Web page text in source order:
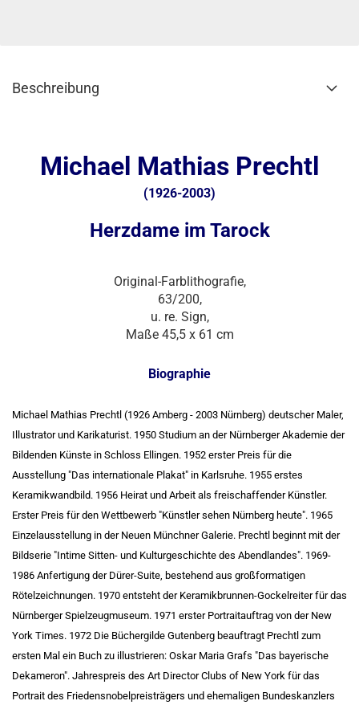
Beschreibung
Michael Mathias Prechtl
(1926-2003)
Herzdame im Tarock
Original-Farblithografie,
63/200,
u. re. Sign,
Maße 45,5 x 61 cm
Biographie
Michael Mathias Prechtl (1926 Amberg - 2003 Nürnberg) deutscher Maler,
Illustrator und Karikaturist. 1950 Studium an der Nürnberger Akademie der
Bildenden Künste in Schloss Ellingen. 1952 erster Preis für die
Ausstellung "Das internationale Plakat" in Karlsruhe. 1955 erstes
Keramikwandbild. 1956 Heirat und Arbeit als freischaffender Künstler.
Erster Preis für den Wettbewerb "Künstler sehen Nürnberg heute". 1965
Einzelausstellung in der Neuen Münchner Galerie. Prechtl beginnt mit der
Bildserie "Intime Sitten- und Kulturgeschichte des Abendlandes". 1969-
1986 Anfertigung der Dürer-Suite, bestehend aus großformatigen
Rötelzeichnungen. 1970 entsteht der Keramikbrunnen-Gockelreiter für das
Nürnberger Spielzeugmuseum. 1971 erster Portraitauftrag von der New
York Times. 1972 Die Büchergilde Gutenberg beauftragt Prechtl zum
ersten Mal ein Buch zu illustrieren: Oskar Maria Grafs "Das bayerische
Dekameron". Jahrespreis des Art Director Clubs of New York für das
Portrait des Friedensnobelpreisträgers und ehemaligen Bundeskanzlers